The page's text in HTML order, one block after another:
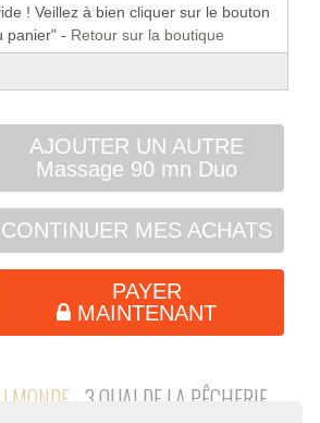
! Veillez à bien cliquer sur le bouton
panier" - Retour sur la boutique
AJOUTER UN AUTRE
Massage 90 mn Duo
CONTINUER MES ACHATS
PAYER
MAINTENANT
MONDE - 3 QUAI DE LA PÊCHERIE -